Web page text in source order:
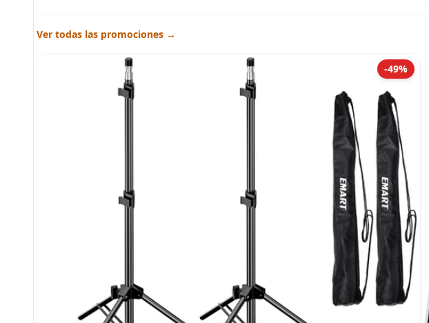
Ver todas las promociones →
-49%